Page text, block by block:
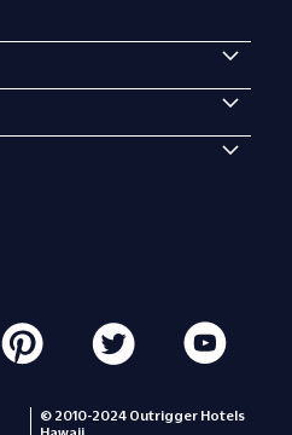
© 2010-2024 Outrigger Hotels